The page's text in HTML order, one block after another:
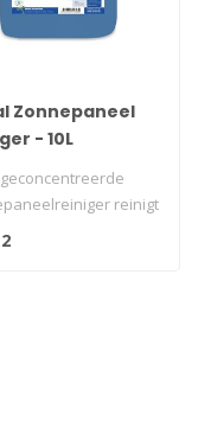
Zonnepaneel
- 10L
reinigt
en lost